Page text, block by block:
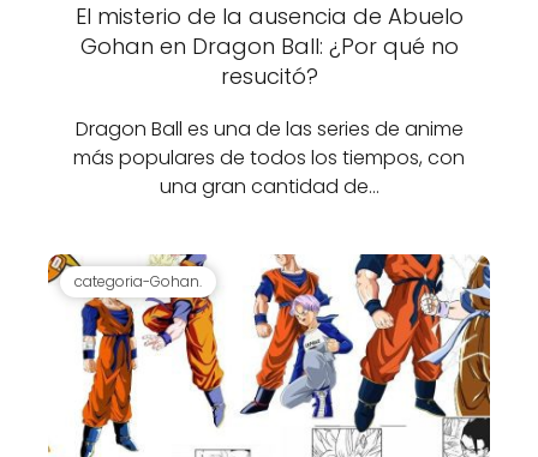
El misterio de la ausencia de Abuelo
Gohan en Dragon Ball: ¿Por qué no
resucitó?
Dragon Ball es una de las series de anime
más populares de todos los tiempos, con
una gran cantidad de…
categoria-Gohan.